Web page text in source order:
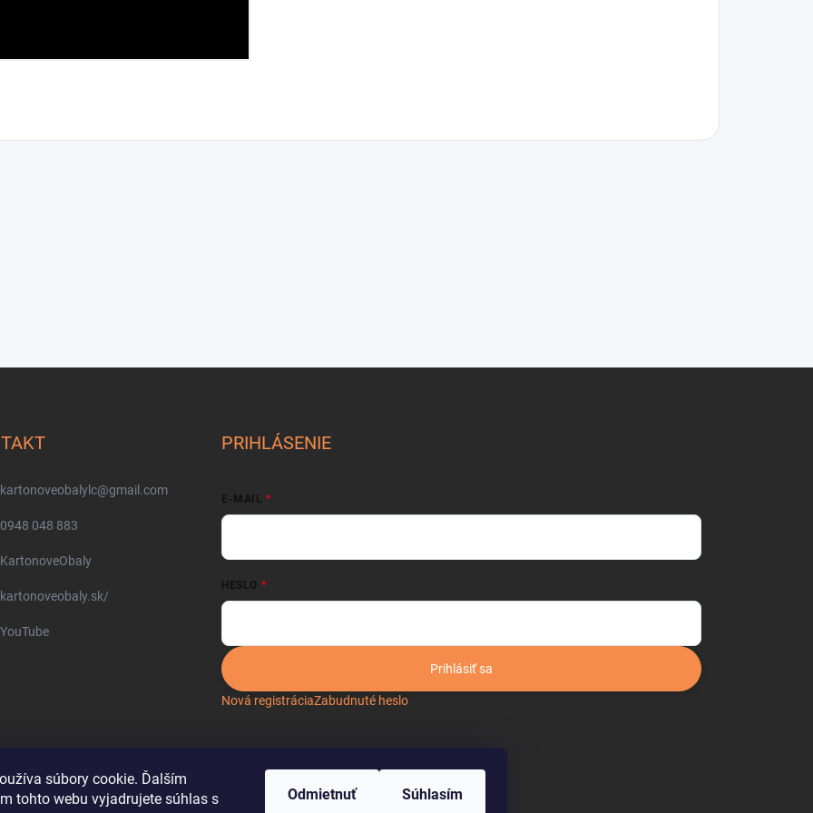
súbory cookie. Ďalším
tohto webu vyjadrujete súhlas s
Odmietnuť Súhlasím
kartonoveobalylc@gmail.com
0948 048 883
KartonoveObaly
kartonoveobaly.sk/
YouTube
PRIHLÁSENIE
E-MAIL
HESLO
Prihlásiť sa
Nová registráciaZabudnuté heslo